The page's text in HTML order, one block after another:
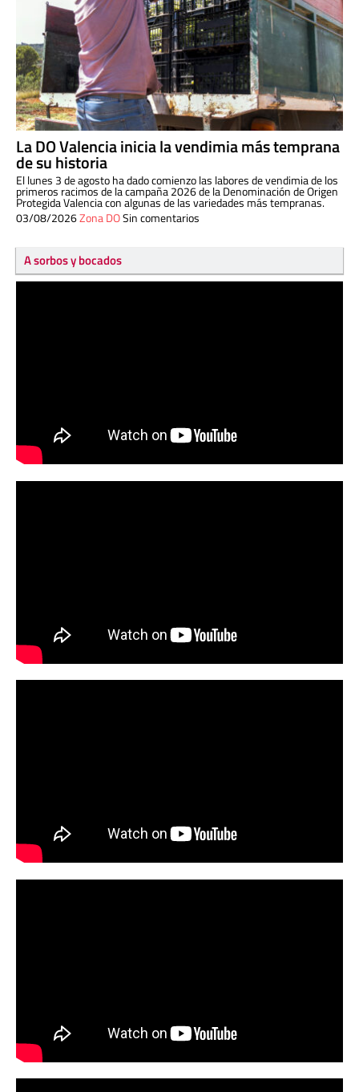
La DO Valencia inicia la vendimia más temprana
de su historia
El lunes 3 de agosto ha dado comienzo las labores de vendimia de los
primeros racimos de la campaña 2026 de la Denominación de Origen
Protegida Valencia con algunas de las variedades más tempranas.
03/08/2026Zona DOSin comentarios
A sorbos y bocados